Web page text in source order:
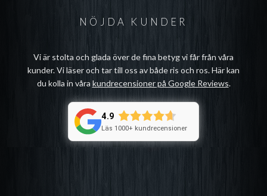
NÖJDA KUNDER
Vi är stolta och glada över de fina betyg vi får från våra
kunder. Vi läser och tar till oss av både ris och ros. Här kan
du kolla in våra kundrecensioner på Google Reviews.
4.9
Läs 1000+ kundrecensioner